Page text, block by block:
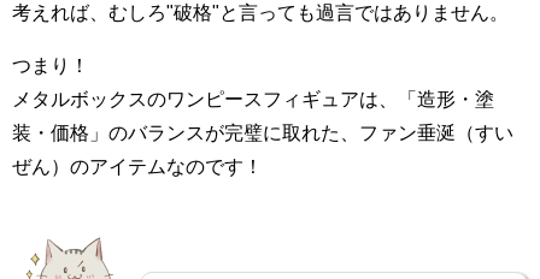
考えれば、むしろ"破格"と言っても過言ではありません。
つまり！
メタルボックスのワンピースフィギュアは、「造形・塗
装・価格」のバランスが完璧に取れた、ファン垂涎（すい
ぜん）のアイテムなのです！